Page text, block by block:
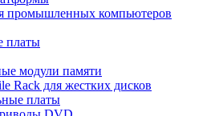
промышленных компьютеров
платы
модули памяти
Rack для жестких дисков
платы